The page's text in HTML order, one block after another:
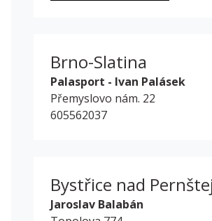
Brno-Slatina
Palasport - Ivan Palásek
Přemyslovo nám. 22
605562037
Bystřice nad
Jaroslav Balabán